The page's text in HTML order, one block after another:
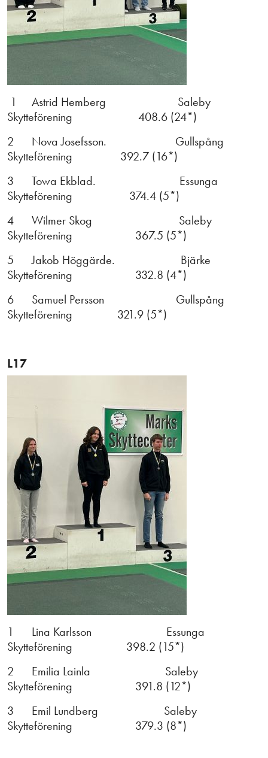
1 Astrid Hemberg Saleby
Skytteförening 408.6 (24*)
2 Nova Josefsson. Gullspång
Skytteförening 392.7 (16*)
3 Towa Ekblad. Essunga
Skytteförening 374.4 (5*)
4 Wilmer Skog Saleby
Skytteförening 367.5 (5*)
5 Jakob Höggärde. Bjärke
Skytteförening 332.8 (4*)
6 Samuel Persson Gullspång
Skytteförening 321.9 (5*)
L17
1 Lina Karlsson Essunga
Skytteförening 398.2 (15*)
2 Emilia Lainla Saleby
Skytteförening 391.8 (12*)
3 Emil Lundberg Saleby
Skytteförening 379.3 (8*)